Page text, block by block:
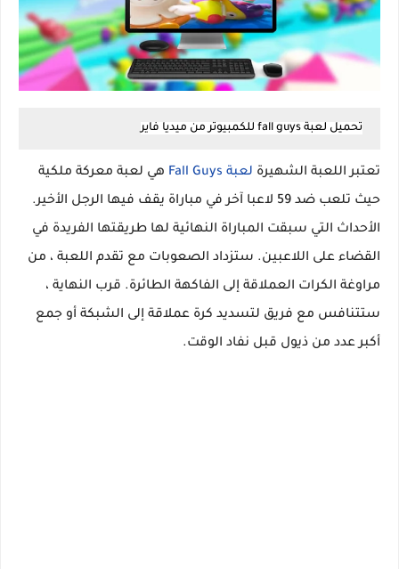
تحميل لعبة fall guys للكمبيوتر من ميديا فاير
تعتبر اللعبة الشهيرة لعبة Fall Guys
هي لعبة معركة ملكية
حيث تلعب ضد 59 لاعبا آخر في مباراة يقف فيها الرجل الأخير.
الأحداث التي سبقت المباراة النهائية لها طريقتها الفريدة في
القضاء على اللاعبين. ستزداد الصعوبات مع تقدم اللعبة ، من
مراوغة الكرات العملاقة إلى الفاكهة الطائرة. قرب النهاية ،
ستتنافس مع فريق لتسديد كرة عملاقة إلى الشبكة أو جمع
أكبر عدد من ذيول قبل نفاد الوقت.